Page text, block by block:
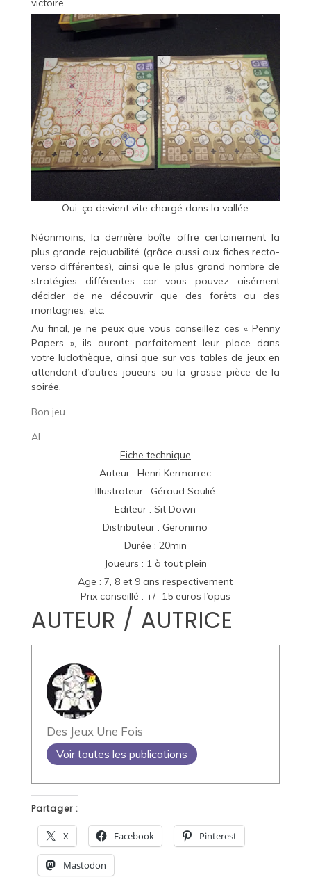
victoire.
Oui, ça devient vite chargé dans la vallée
Néanmoins, la dernière boîte offre certainement la
plus grande rejouabilité (grâce aussi aux fiches recto-
verso différentes), ainsi que le plus grand nombre de
stratégies différentes car vous pouvez aisément
décider de ne découvrir que des forêts ou des
montagnes, etc.
Au final, je ne peux que vous conseillez ces « Penny
Papers », ils auront parfaitement leur place dans
votre ludothèque, ainsi que sur vos tables de jeux en
attendant d’autres joueurs ou la grosse pièce de la
soirée.
Bon jeu
Al
Fiche technique
Auteur : Henri Kermarrec
Illustrateur : Géraud Soulié
Editeur :Sit Down
Distributeur : Geronimo
Durée : 20min
Joueurs : 1 à tout plein
Age : 7, 8 et 9 ans respectivement
Prix conseillé : +/- 15 euros l’opus
AUTEUR / AUTRICE
Des Jeux Une Fois
Voir toutes les publications
Partager :
X Facebook Pinterest
Mastodon